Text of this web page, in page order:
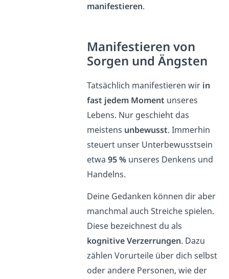
manifestieren.
Manifestieren von
Sorgen und Ängsten
Tatsächlich manifestieren wir in
fast jedem Moment unseres
Lebens. Nur geschieht das
meistens unbewusst. Immerhin
steuert unser Unterbewusstsein
etwa95 % unseres Denkens und
Handelns.
Deine Gedanken können dir aber
manchmal auch Streiche spielen.
Diese bezeichnest du als
kognitive Verzerrungen. Dazu
zählen Vorurteile über dich selbst
oder andere Personen, wie der